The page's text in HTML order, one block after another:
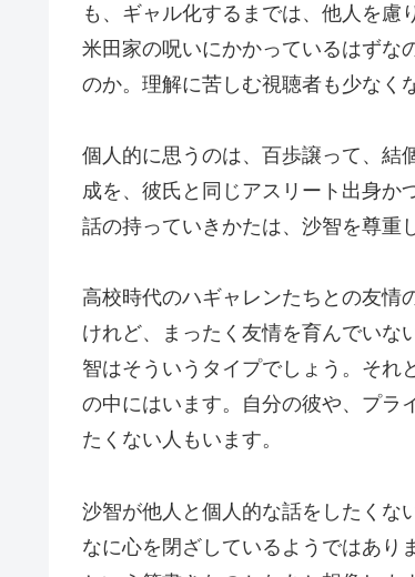
も、ギャル化するまでは、他人を慮
米田家の呪いにかかっているはずな
のか。理解に苦しむ視聴者も少なく
個人的に思うのは、百歩譲って、結
成を、彼氏と同じアスリート出身か
話の持っていきかたは、沙智を尊重
高校時代のハギャレンたちとの友情
けれど、まったく友情を育んでいな
智はそういうタイプでしょう。それ
の中にはいます。自分の彼や、プラ
たくない人もいます。
沙智が他人と個人的な話をしたくな
なに心を閉ざしているようではあり